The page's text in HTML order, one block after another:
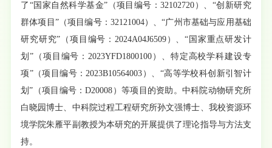
了“国家自然科学基金”（项目编号：32102720）、“创新研究
群体项目”（项目编号：32121004）、“广州市基础与应用基础
研究研究”（项目编号：2024A04J6509）、“国家重点研发计
划”（项目编号：2023YFD1800100）、特定高校学科建设专
项”（项目编号：2023B10564003）、“高等学校科创新引智计
划”（项目编号：D20008）等项目的资助。中科院动物研究所
白晓园博士、中科院过程工程研究所孙文强博士、我校资源环
境学院朱雁平副教授为本研究的开展提供了理论指导与方法支
持。